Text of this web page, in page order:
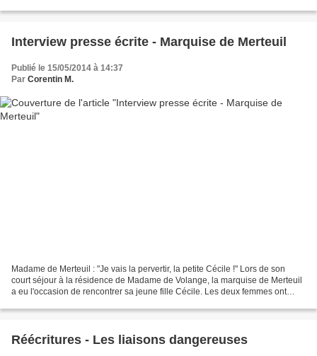
Interview presse écrite - Marquise de Merteuil
Publié le 15/05/2014 à 14:37
Par Corentin M.
Madame de Merteuil : "Je vais la pervertir, la petite Cécile !" Lors de son
court séjour à la résidence de Madame de Volange, la marquise de Merteuil
a eu l'occasion de rencontrer sa jeune fille Cécile. Les deux femmes ont
Réécritures - Les liaisons dangereuses